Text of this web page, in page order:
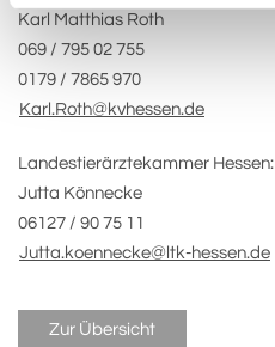
Karl Matthias Roth
069 / 795 02 755
0179 / 7865 970
Karl.Roth@kvhessen.de
Landestierärztekammer Hessen:
Jutta Könnecke
06127 / 90 75 11
Jutta.koennecke@ltk-hessen.de
Zur Übersicht